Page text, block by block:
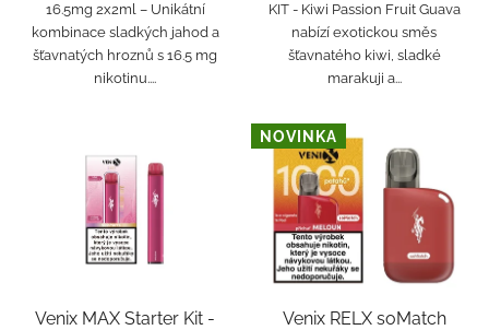
16.5mg 2x2ml – Unikátní
kombinace sladkých jahod a
šťavnatých hroznů s 16.5 mg
nikotinu....
KIT - Kiwi Passion Fruit Guava
nabízí exotickou směs
šťavnatého kiwi, sladké
marakuji a...
Venix MAX Starter Kit -
NOVINKA
Venix RELX soMatch